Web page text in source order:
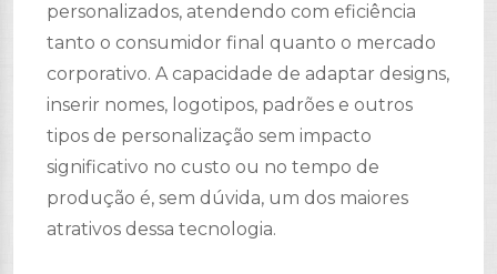
personalizados, atendendo com eficiência
tanto o consumidor final quanto o mercado
corporativo. A capacidade de adaptar designs,
inserir nomes, logotipos, padrões e outros
tipos de personalização sem impacto
significativo no custo ou no tempo de
produção é, sem dúvida, um dos maiores
atrativos dessa tecnologia.